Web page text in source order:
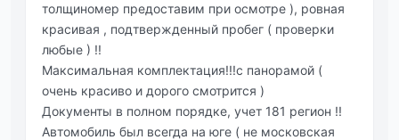
толщиномер предоставим при осмотре ), ровная
красивая , подтвержденный пробег ( проверки
любые ) !!
Максимальная комплектация!!!с панорамой (
очень красиво и дорого смотрится )
Документы в полном порядке, учет 181 регион !!
Автомобиль был всегда на юге ( не московская